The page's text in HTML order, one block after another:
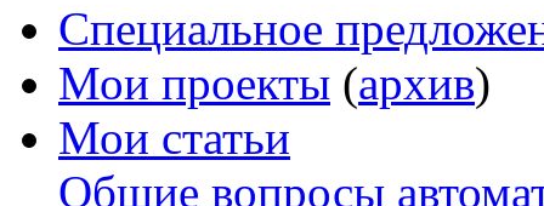
Специальное
Мои проекты (архив)
Мои статьи
Общие вопросы